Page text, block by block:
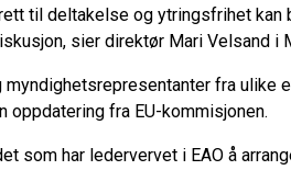
til deltakelse og ytringsfrihet kan
sier direktør Mari Velsand i
fra ulike
oppdatering fra EU-kommisjonen.
som har ledervervet i EAO å